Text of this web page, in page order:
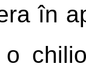
în